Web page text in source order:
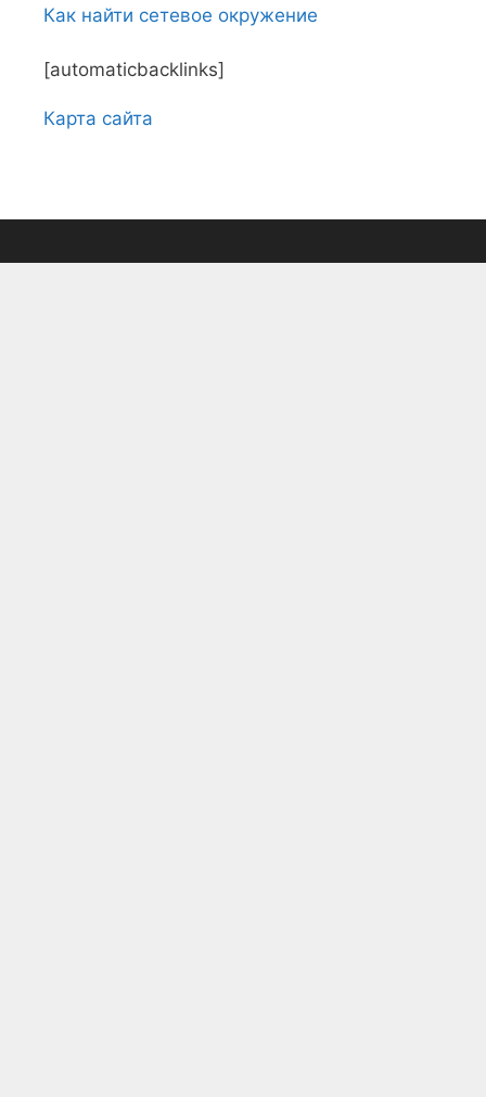
Как найти сетевое окружение
[automaticbacklinks]
Карта сайтa